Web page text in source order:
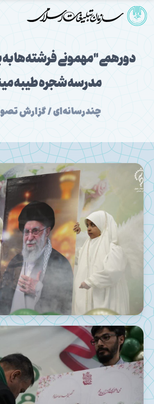
دورهمی "مهمونی فرشته‌ها به
مدرسه شجره طیبه
چندرسانه‌ای / گزارش